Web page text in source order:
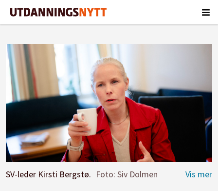
SV-leder Kirsti Bergstø. Foto: Siv Dolmen